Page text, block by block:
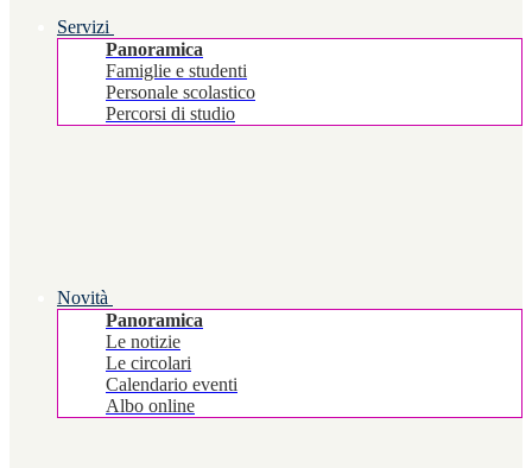
Servizi
Panoramica
Famiglie e studenti
Personale scolastico
Percorsi di studio
Novità
Panoramica
Le notizie
Le circolari
Calendario eventi
Albo online